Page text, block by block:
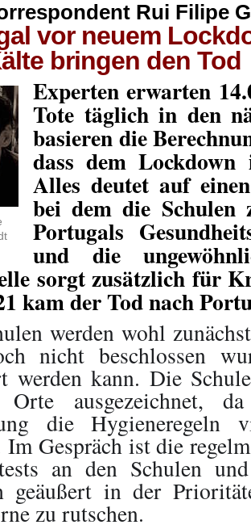
Rui Filipe
vor neuem
bringen den Tod
Experten erwarten
Tote täglich in den
basieren die
dass dem
Alles deutet auf
bei dem die Schulen
Portugals
und die
sorgt zusätzlich für
kam der Tod nach
werden wohl
nicht beschlossen
werden kann. Die
Orte ausgezeichnet,
die Hygieneregeln
Im Gespräch ist die
an den Schulen
geäußert in der
zu rutschen.